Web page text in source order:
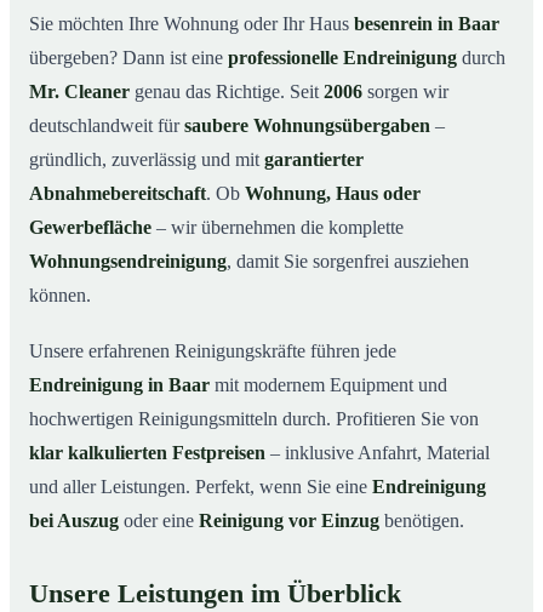
03Warum Mr. Cleaner in Baar?
04So läuft die Endreinigung in Baar ab
05Typische Anlässe für eine Endreinigung
07 Jetzt Angebot anfordern
08So sieht eine professionelle Endreinigung in Baar
Sie möchten Ihre Wohnung oder Ihr Haus besenrein in Baar
übergeben? Dann ist eine professionelle Endreinigung durch
Mr. Cleaner genau das Richtige. Seit 2006 sorgen wir
deutschlandweit fürsaubere Wohnungsübergaben –
gründlich, zuverlässig und mit garantierter
Abnahmebereitschaft. Ob Wohnung, Haus oder
Gewerbefläche – wir übernehmen die komplette
Wohnungsendreinigung, damit Sie sorgenfrei ausziehen
können.
Unsere erfahrenen Reinigungskräfte führen jede
Endreinigung in Baar mit modernem Equipment und
hochwertigen Reinigungsmitteln durch. Profitieren Sie von
klar kalkulierten Festpreisen – inklusive Anfahrt, Material
und aller Leistungen. Perfekt, wenn Sie eine Endreinigung
bei Auszug oder eine Reinigung vor Einzug benötigen.
Unsere Leistungen im Überblick